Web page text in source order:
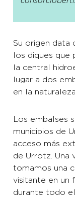
Su origen data
los diques que
la central
lugar a dos
en la
Los embalses
municipios de
acceso más
de Urrotz. Una
tomamos una
visitante en un
durante todo